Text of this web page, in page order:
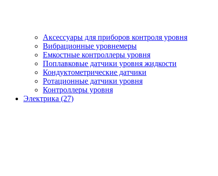
Аксессуары для приборов контроля уровня
Вибрационные уровнемеры
Емкостные контроллеры уровня
Поплавковые датчики уровня жидкости
Кондуктометрические датчики
Ротационные датчики уровня
Контроллеры уровня
Электрика (27)